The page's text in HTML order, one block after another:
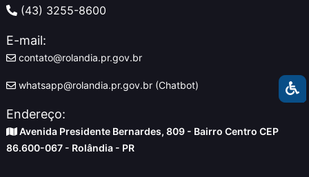
(43) 3255-8600
E-mail:
contato@rolandia.pr.gov.br
whatsapp@rolandia.pr.gov.br (Chatbot)
Endereço:
Avenida Presidente Bernardes, 809 - Bairro Centro CEP
86.600-067 - Rolândia - PR